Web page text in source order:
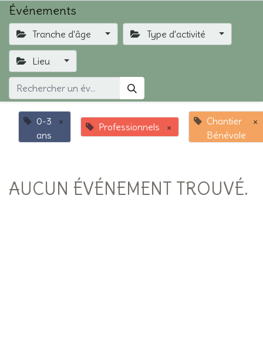
Événements
Tranche d'âge Type d'activité
Lieu
0-3
ans
× Professionnels ×
Chantier
Bénévole
×
AUCUN ÉVÉNEMENT TROUVÉ.